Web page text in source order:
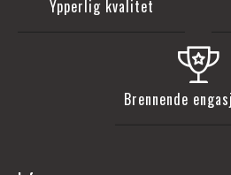
Ypperlig kvalitet
Brennende